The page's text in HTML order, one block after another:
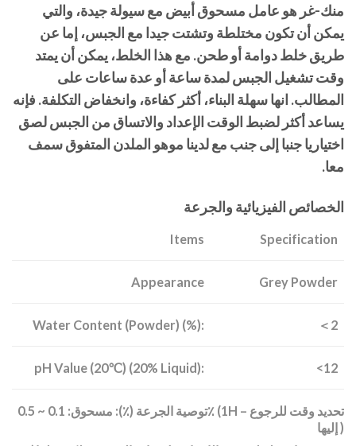
منك-غر هو عامل مسحوق أبيض مع سيولة جيدة، والتي
يمكن أن تكون مختلطة وتشتت جيدا مع الجبس، إما عن
طريق خلط دوامة أو طحن. مع هذا الخلط، يمكن أن يمتد
وقت تشغيل الجبس لمدة ساعة أو عدة ساعات على
المطالب. انها سهلة البناء، أكثر كفاءة، وانخفاض التكلفة. فإنه
يساعد أكثر لضبط الوقت الإعداد والاتساق من الجبس لصق
اختياريا جنبا إلى جنب مع لدينا موهو الملدن المتفوق سمف
معا.
الخصائص الفيزيائية والجرعة
Items Specification
Appearance Grey Powder
Water Content (Powder) (%): ＜2
pH Value (20℃) (20% Liquid): <12
توصية الجرعة (٪): مسحوق: 0.1 ~ 0.5٪ (1H – تحديد وقت للرجوع
إليها )